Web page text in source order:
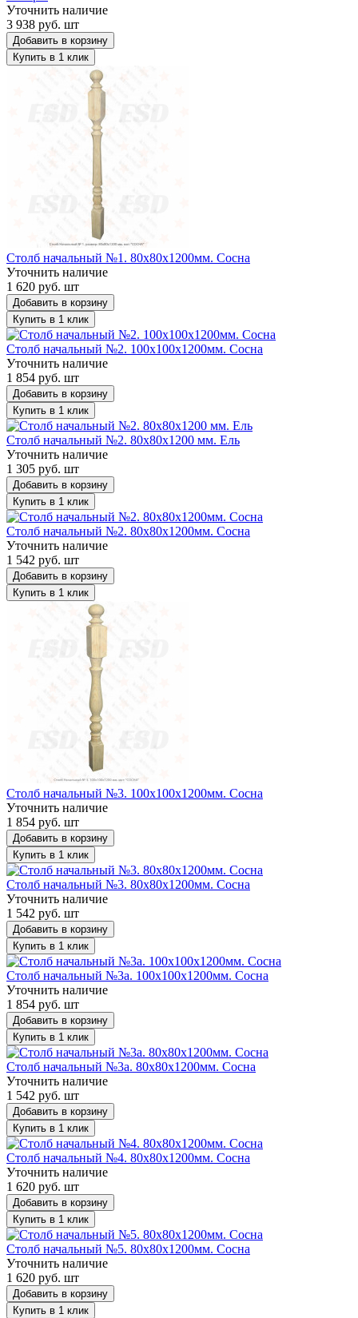
Уточнить наличие
3 938 руб. шт
Добавить в корзину
Купить в 1 клик
Столб начальный №1. 80х80х1200мм. Сосна
Уточнить наличие
1 620 руб. шт
Добавить в корзину
Купить в 1 клик
Столб начальный №2. 100х100х1200мм. Сосна
Уточнить наличие
1 854 руб. шт
Добавить в корзину
Купить в 1 клик
Столб начальный №2. 80х80х1200 мм. Ель
Уточнить наличие
1 305 руб. шт
Добавить в корзину
Купить в 1 клик
Столб начальный №2. 80х80х1200мм. Сосна
Уточнить наличие
1 542 руб. шт
Добавить в корзину
Купить в 1 клик
Столб начальный №3. 100х100х1200мм. Сосна
Уточнить наличие
1 854 руб. шт
Добавить в корзину
Купить в 1 клик
Столб начальный №3. 80х80х1200мм. Сосна
Уточнить наличие
1 542 руб. шт
Добавить в корзину
Купить в 1 клик
Столб начальный №3а. 100х100х1200мм. Сосна
Уточнить наличие
1 854 руб. шт
Добавить в корзину
Купить в 1 клик
Столб начальный №3а. 80х80х1200мм. Сосна
Уточнить наличие
1 542 руб. шт
Добавить в корзину
Купить в 1 клик
Столб начальный №4. 80х80х1200мм. Сосна
Уточнить наличие
1 620 руб. шт
Добавить в корзину
Купить в 1 клик
Столб начальный №5. 80х80х1200мм. Сосна
Уточнить наличие
1 620 руб. шт
Добавить в корзину
Купить в 1 клик